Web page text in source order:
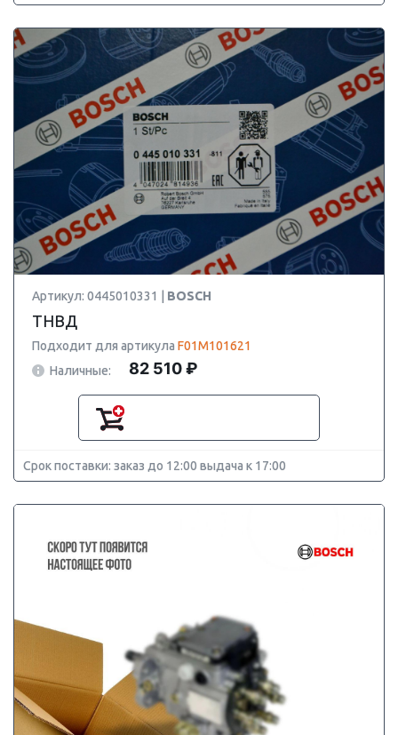
Артикул: 0445010331 | BOSCH
ТНВД
Подходит для артикула F01M101621
Наличные:
82 510 ₽
Срок поставки: заказ до 12:00 выдача к 17:00